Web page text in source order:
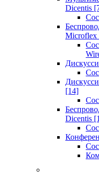
Dicentis
Microflex
[14]
Dicentis